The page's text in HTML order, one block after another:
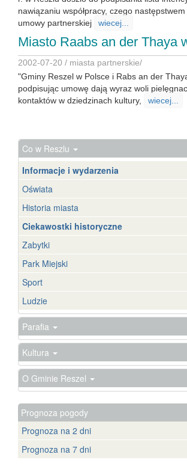
nawiązaniu współpracy, czego
umowy partnerskiej
wiecej...
Miasto Raabs an der Thaya
2002-07-20 / miasta partnerskie/
"Gminy Reszel w Polsce i Rabs an der
podpisując umowę dają wyraz woli
kontaktów w dziedzinach kultury,
wiecej...
Co w Reszlu
Informacje i wydarzenia
Oświata
Historia miasta
Ciekawostki historyczne
Zabytki
Park Miejski
Sport
Ludzie
Parafia
Kultura
O Gminie Reszel
Prognoza pogody
Prognoza na 2 dni
Prognoza na 7 dni